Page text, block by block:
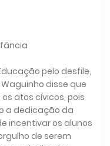
pelo desfile,
disse que
atos cívicos, pois
a dedicação da
incentivar os alunos
de serem